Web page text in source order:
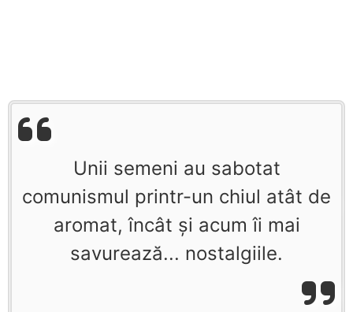
Unii semeni au sabotat
comunismul printr-un chiul atât de
aromat, încât şi acum îi mai
savurează... nostalgiile.